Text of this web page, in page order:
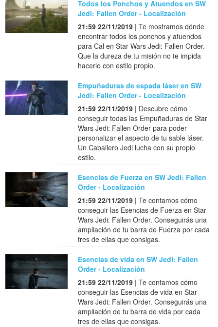
Todos los Ponchos y Atuendos en SW
Jedi: Fallen Order - Localización
21:59 22/11/2019 | Te mostramos dónde
encontrar todos los ponchos y atuendos
para Cal en Star Wars Jedi: Fallen Order.
Que la dureza de tu misión no te impida
hacerlo con estilo propio.
Empuñaduras de espada láser en SW
Jedi: Fallen Order - Localización
21:59 22/11/2019 | Descubre cómo
conseguir todas las Empuñaduras de Star
Wars Jedi: Fallen Order para poder
personalizar el aspecto de tu sable láser.
Un Caballero Jedi lucha con su propio
estilo.
Esencias de Fuerza en SW Jedi: Fallen
Order - Localización
21:59 22/11/2019 | Te contamos cómo
conseguir las Esencias de Fuerza en Star
Wars Jedi: Fallen Order. Conseguirás una
ampliación de tu barra de Fuerza por cada
tres de ellas que consigas.
Esencias de vida en SW Jedi: Fallen
Order - Localización
21:59 22/11/2019 | Te contamos cómo
conseguir las Esencias de vida en Star
Wars Jedi: Fallen Order. Conseguirás una
ampliación de tu barra de vida por cada
tres de ellas que consigas.